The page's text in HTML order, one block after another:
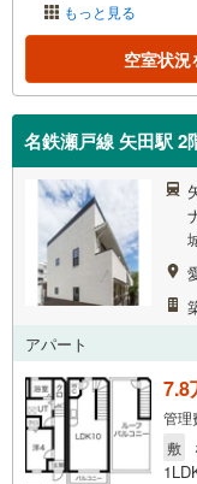
もっと見る
空室状況
名鉄瀬戸線 矢田駅 2
アパート
7.8
管理
敷